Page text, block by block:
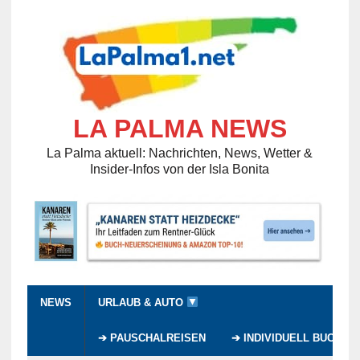
LA PALMA NEWS
La Palma aktuell: Nachrichten, News, Wetter &
Insider-Infos von der Isla Bonita
NEWS URLAUB & AUTO
➔ PAUSCHALREISEN ➔ INDIVIDUELL BUCHEN